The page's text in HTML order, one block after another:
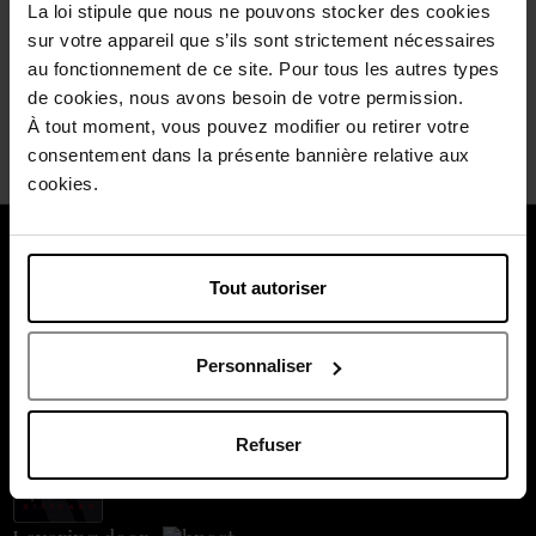
La loi stipule que nous ne pouvons stocker des cookies
sur votre appareil que s’ils sont strictement nécessaires
au fonctionnement de ce site. Pour tous les autres types
de cookies, nous avons besoin de votre permission.
À tout moment, vous pouvez modifier ou retirer votre
consentement dans la présente bannière relative aux
cookies.
Tout autoriser
Personnaliser
Refuser
Wees de eerste om deze commentaar te evalueren.
Vind u deze mening nuttig?
Ja
Neen
Over ons